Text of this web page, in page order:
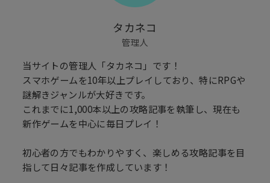
タカネコ
管理人
当サイトの管理人「タカネコ」です！
スマホゲームを10年以上プレイしており、特にRPGや
謎解きジャンルが大好きです。
これまでに1,000本以上の攻略記事を執筆し、現在も
新作ゲームを中心に毎日プレイ！
初心者の方でもわかりやすく、楽しめる攻略記事を目
指して日々記事を作成しています！